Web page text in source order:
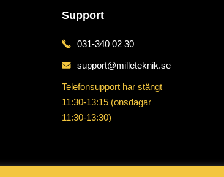
Support
031-340 02 30
support@milleteknik.se
Telefonsupport har stängt
11:30-13:15 (onsdagar
11:30-13:30)